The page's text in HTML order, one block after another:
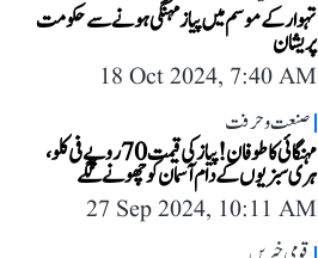
تہوار کے موسم میں پیاز مہنگی ہونے سے حکومت
پریشان
18 Oct 2024, 7:40 AM
صنعت و حرفت
مہنگائی کا طوفان! پیاز کی قیمت 70 روپے فی کلو،
ہری سبزیوں کے دام آسمان کو چھونے لگے
27 Sep 2024, 10:11 AM